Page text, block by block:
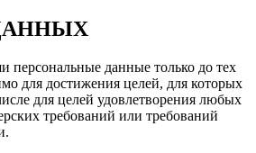
персональные данные только до тех
для достижения целей, для которых
для целей удовлетворения любых
требований или требований